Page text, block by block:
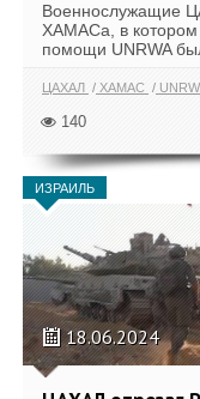
Военнослужащие
ХАМАСа, в котором
помощи UNRWA
ЦАХАЛ ХАМАС
140
ИЗРАИЛЬ
18.06.2024